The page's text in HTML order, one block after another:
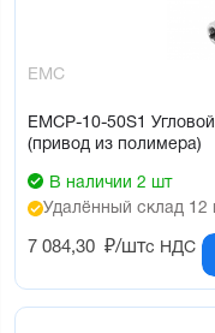
EMC
EMCP-10-50S1
(привод из полимера)
В наличии 2 шт
Удалённый склад 12
7 084,30 ₽/штс НДС